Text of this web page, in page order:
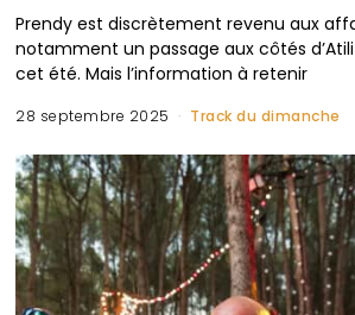
Prendy est discrètement revenu aux
notamment un passage aux côtés
cet été. Mais l’information à retenir
28 septembre 2025 Track du dimanche